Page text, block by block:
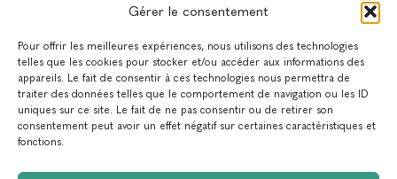
Gérer le consentement
Pour offrir les meilleures expériences, nous utilisons des technologies
telles que les cookies pour stocker et/ou accéder aux informations des
appareils. Le fait de consentir à ces technologies nous permettra de
traiter des données telles que le comportement de navigation ou les ID
uniques sur ce site. Le fait de ne pas consentir ou de retirer son
consentement peut avoir un effet négatif sur certaines caractéristiques et
fonctions.
RECRUTEMENT
ACTUALITÉS
NEWSLETTER
Newsletter